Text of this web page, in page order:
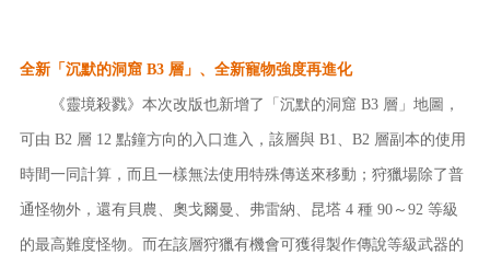
全新「沉默的洞窟 B3 層」、全新寵物強度再進化
《靈境殺戮》本次改版也新增了「沉默的洞窟 B3 層」地圖，
可由 B2 層 12 點鐘方向的入口進入，該層與 B1、B2 層副本的使用
時間一同計算，而且一樣無法使用特殊傳送來移動；狩獵場除了普
通怪物外，還有貝農、奧戈爾曼、弗雷納、昆塔 4 種 90～92 等級
的最高難度怪物。而在該層狩獵有機會可獲得製作傳說等級武器的